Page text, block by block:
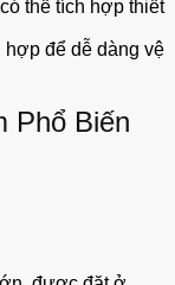
thể tích hợp thiết
để dễ dàng vệ
Phổ Biến